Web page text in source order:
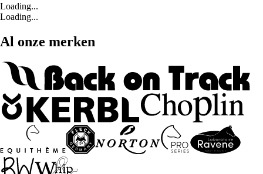
Loading...
Loading...
Al onze merken